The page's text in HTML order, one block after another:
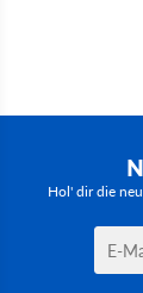
Hol' dir die